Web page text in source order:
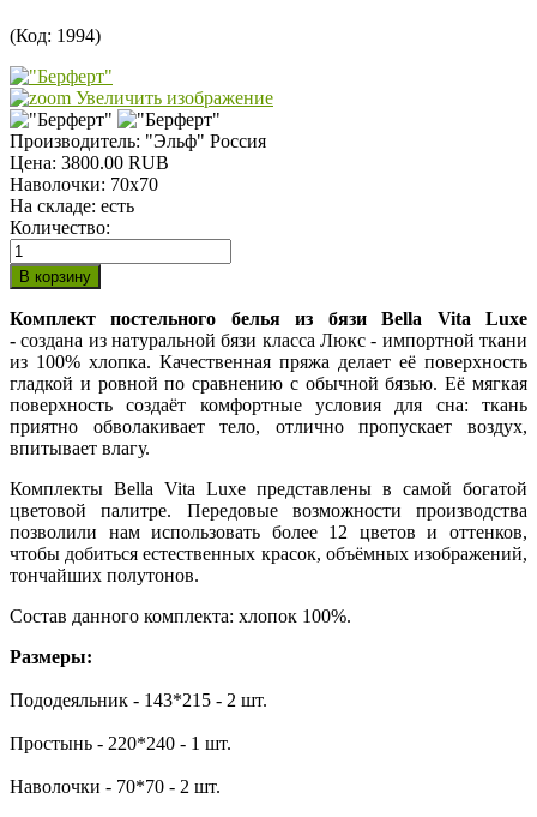
(Код: 1994)
Увеличить изображение
Производитель: "Эльф" Россия
Цена: 3800.00 RUB
Наволочки: 70х70
На складе: есть
Количество:
Комплект постельного белья из бязи Bella Vita Luxe
-создана из натуральной бязи класса Люкс - импортной ткани
из 100% хлопка. Качественная пряжа делает её поверхность
гладкой и ровной по сравнению с обычной бязью. Её мягкая
поверхность создаёт комфортные условия для сна: ткань
приятно обволакивает тело, отлично пропускает воздух,
впитывает влагу.
Комплекты Bella Vita Luxe представлены в самой богатой
цветовой палитре. Передовые возможности производства
позволили нам использовать более 12 цветов и оттенков,
чтобы добиться естественных красок, объёмных изображений,
тончайших полутонов.
Состав данного комплекта: хлопок 100%.
Размеры:
Пододеяльник - 143*215 - 2 шт.
Простынь - 220*240 - 1 шт.
Наволочки - 70*70 - 2 шт.